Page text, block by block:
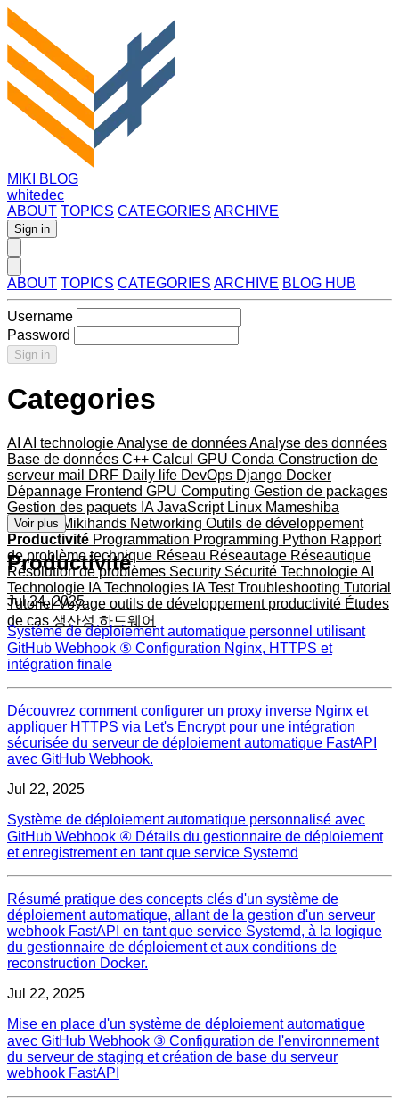
MIKI BLOG
whitedec
ABOUT TOPICS CATEGORIES ARCHIVE
Sign in
ABOUT TOPICS CATEGORIES ARCHIVE BLOG HUB
Username
Password
Sign in
Categories
AI AI technologieAnalyse de donnéesAnalyse des données
Base de données C++ Calcul GPU Conda Construction de
serveur mail
DRF Daily life DevOps Django Docker
Dépannage Frontend GPU Computing Gestion de packages
Gestion des paquets IAJavaScript Linux Mameshiba
Matériel Mikihands Networking Outils de développement
Productivité Programmation Programming Python Rapport
de problème technique Réseau Réseautage Réseautique
Résolution de problèmes Security Sécurité Technologie AI
Technologie IATechnologies IATestTroubleshooting Tutorial
TutorielVoyage outils de développement productivité Études
de cas 생산성 하드웨어
Voir plus
Productivité
Jul 24, 2025
Système de déploiement automatique personnel utilisant
GitHub Webhook ⑤ Configuration Nginx, HTTPS et
intégration finale
Découvrez comment configurer un proxy inverse Nginx et
appliquer HTTPS via Let's Encrypt pour une intégration
sécurisée du serveur de déploiement automatique FastAPI
avec GitHub Webhook.
Jul 22, 2025
Système de déploiement automatique personnalisé avec
GitHub Webhook ④ Détails du gestionnaire de déploiement
et enregistrement en tant que service Systemd
Résumé pratique des concepts clés d'un système de
déploiement automatique, allant de la gestion d'un serveur
webhook FastAPI en tant que service Systemd, à la logique
du gestionnaire de déploiement et aux conditions de
reconstruction Docker.
Jul 22, 2025
Mise en place d'un système de déploiement automatique
avec GitHub Webhook ③ Configuration de l'environnement
du serveur de staging et création de base du serveur
webhook FastAPI